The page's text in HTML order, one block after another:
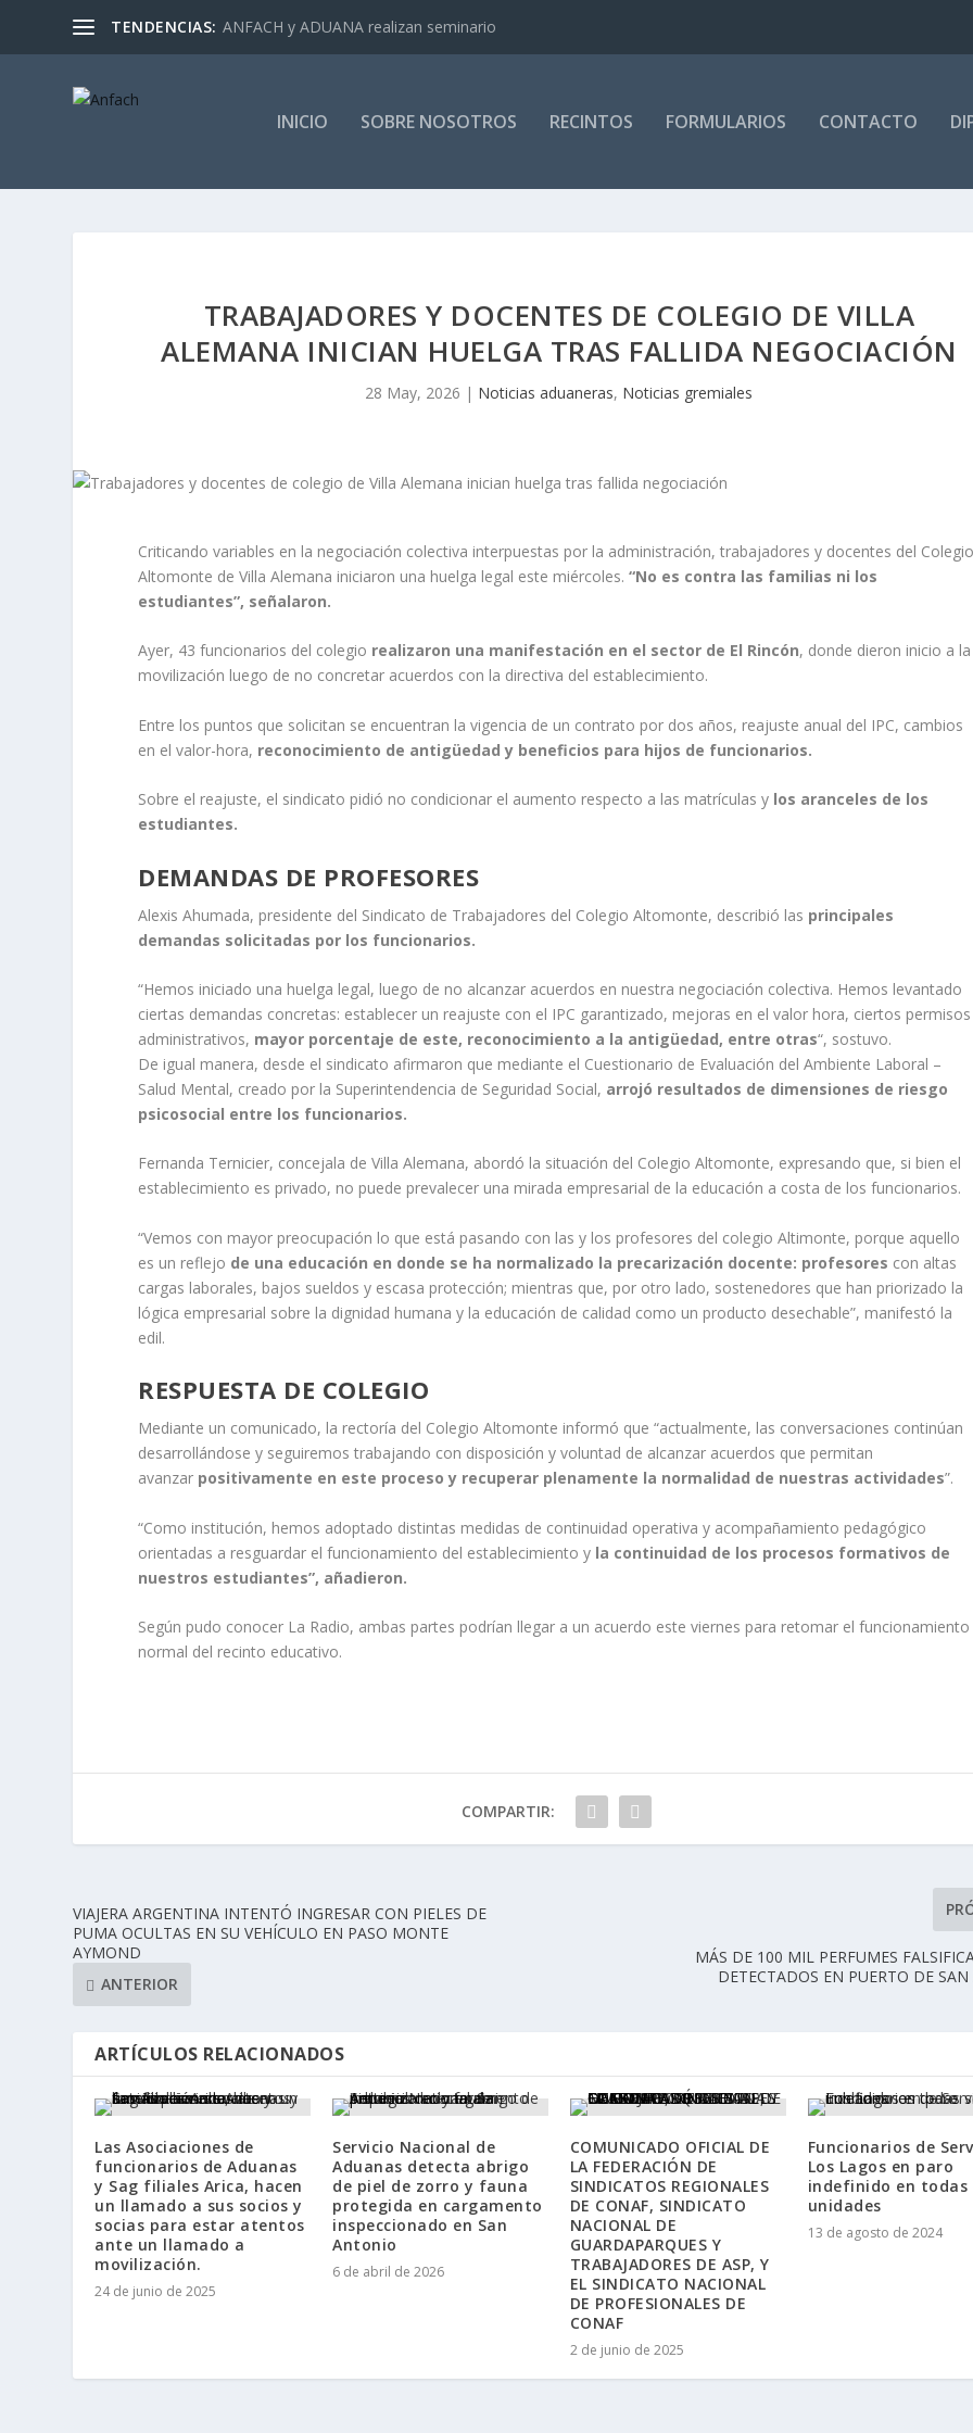
TENDENCIAS: ANFACH y ADUANA realizan seminario
INICIO SOBRE NOSOTROS RECINTOS FORMULARIOS CONTACTO
TRABAJADORES Y DOCENTES DE COLEGIO DE VILLA
ALEMANA INICIAN HUELGA TRAS FALLIDA NEGOCIACIÓN
28 May, 2026 | Noticias aduaneras, Noticias gremiales
Criticando variables en la negociación colectiva interpuestas por la administración, trabajadores y docentes del Colegio
Altomonte de Villa Alemana iniciaron una huelga legal este miércoles.“No es contra las familias ni los
estudiantes”, señalaron.
Ayer, 43 funcionarios del colegio realizaron una manifestación en el sector de El Rincón, donde dieron inicio a la
movilización luego de no concretar acuerdos con la directiva del establecimiento.
Entre los puntos que solicitan se encuentran la vigencia de un contrato por dos años, reajuste anual del IPC, cambios
en el valor-hora, reconocimiento de antigüedad y beneficios para hijos de funcionarios.
Sobre el reajuste, el sindicato pidió no condicionar el aumento respecto a las matrículas y los aranceles de los
estudiantes.
DEMANDAS DE PROFESORES
Alexis Ahumada, presidente del Sindicato de Trabajadores del Colegio Altomonte, describió las principales
demandas solicitadas por los funcionarios.
“Hemos iniciado una huelga legal, luego de no alcanzar acuerdos en nuestra negociación colectiva. Hemos levantado
ciertas demandas concretas: establecer un reajuste con el IPC garantizado, mejoras en el valor hora, ciertos permisos
administrativos, mayor porcentaje de este, reconocimiento a la antigüedad, entre otras“, sostuvo.
De igual manera, desde el sindicato afirmaron que mediante el Cuestionario de Evaluación del Ambiente Laboral –
Salud Mental, creado por la Superintendencia de Seguridad Social, arrojó resultados de dimensiones de riesgo
psicosocial entre los funcionarios.
Fernanda Ternicier, concejala de Villa Alemana, abordó la situación del Colegio Altomonte, expresando que, si bien el
establecimiento es privado, no puede prevalecer una mirada empresarial de la educación a costa de los funcionarios.
“Vemos con mayor preocupación lo que está pasando con las y los profesores del colegio Altimonte, porque aquello
es un reflejo de una educación en donde se ha normalizado la precarización docente: profesores con altas
cargas laborales, bajos sueldos y escasa protección; mientras que, por otro lado, sostenedores que han priorizado la
lógica empresarial sobre la dignidad humana y la educación de calidad como un producto desechable”, manifestó la
edil.
RESPUESTA DE COLEGIO
Mediante un comunicado, la rectoría del Colegio Altomonte informó que “actualmente, las conversaciones continúan
desarrollándose y seguiremos trabajando con disposición y voluntad de alcanzar acuerdos que permitan
avanzar positivamente en este proceso y recuperar plenamente la normalidad de nuestras actividades”.
“Como institución, hemos adoptado distintas medidas de continuidad operativa y acompañamiento pedagógico
orientadas a resguardar el funcionamiento del establecimiento y la continuidad de los procesos formativos de
nuestros estudiantes”, añadieron.
Según pudo conocer La Radio, ambas partes podrían llegar a un acuerdo este viernes para retomar el funcionamiento
normal del recinto educativo.
COMPARTIR:
VIAJERA ARGENTINA INTENTÓ INGRESAR CON PIELES DE
PUMA OCULTAS EN SU VEHÍCULO EN PASO MONTE
AYMOND
ANTERIOR
MÁS DE 100 MIL PERFUMES
DETECTADOS EN PUERTO DE
ARTÍCULOS RELACIONADOS
Las Asociaciones de
funcionarios de Aduanas
y Sag filiales Arica, hacen
un llamado a sus socios y
socias para estar atentos
ante un llamado a
movilización.
24 de junio de 2025
Servicio Nacional de
Aduanas detecta abrigo
de piel de zorro y fauna
protegida en cargamento
inspeccionado en San
Antonio
6 de abril de 2026
COMUNICADO OFICIAL DE
LA FEDERACIÓN DE
SINDICATOS REGIONALES
DE CONAF, SINDICATO
NACIONAL DE
GUARDAPARQUES Y
TRABAJADORES DE ASP, Y
EL SINDICATO NACIONAL
DE PROFESIONALES DE
CONAF
2 de junio de 2025
Funcionarios de
Los Lagos en paro
indefinido en todas
unidades
13 de agosto de 2024